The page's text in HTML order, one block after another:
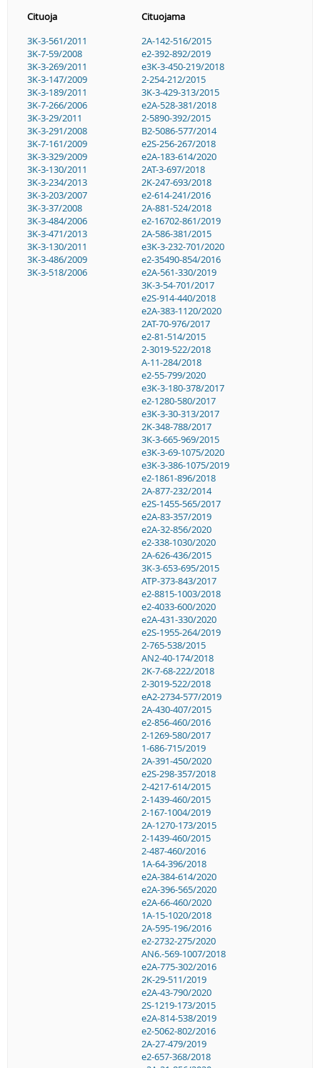
Cituoja
Cituojama
3K-3-561/2011
3K-7-59/2008
3K-3-269/2011
3K-3-147/2009
3K-3-189/2011
3K-7-266/2006
3K-3-29/2011
3K-3-291/2008
3K-7-161/2009
3K-3-329/2009
3K-3-130/2011
3K-3-234/2013
3K-3-203/2007
3K-3-37/2008
3K-3-484/2006
3K-3-471/2013
3K-3-130/2011
3K-3-486/2009
3K-3-518/2006
2A-142-516/2015
e2-392-892/2019
e3K-3-450-219/2018
2-254-212/2015
3K-3-429-313/2015
e2A-528-381/2018
2-5890-392/2015
B2-5086-577/2014
e2S-256-267/2018
e2A-183-614/2020
2AT-3-697/2018
2K-247-693/2018
e2-614-241/2016
2A-881-524/2018
e2-16702-861/2019
2A-586-381/2015
e3K-3-232-701/2020
e2-35490-854/2016
e2A-561-330/2019
3K-3-54-701/2017
e2S-914-440/2018
e2A-383-1120/2020
2AT-70-976/2017
e2-81-514/2015
2-3019-522/2018
A-11-284/2018
e2-55-799/2020
e3K-3-180-378/2017
e2-1280-580/2017
e3K-3-30-313/2017
2K-348-788/2017
3K-3-665-969/2015
e3K-3-69-1075/2020
e3K-3-386-1075/2019
e2-1861-896/2018
2A-877-232/2014
e2S-1455-565/2017
e2A-83-357/2019
e2A-32-856/2020
e2-338-1030/2020
2A-626-436/2015
3K-3-653-695/2015
ATP-373-843/2017
e2-8815-1003/2018
e2-4033-600/2020
e2A-431-330/2020
e2S-1955-264/2019
2-765-538/2015
AN2-40-174/2018
2K-7-68-222/2018
2-3019-522/2018
eA2-2734-577/2019
2A-430-407/2015
e2-856-460/2016
2-1269-580/2017
1-686-715/2019
2A-391-450/2020
e2S-298-357/2018
2-4217-614/2015
2-1439-460/2015
2-167-1004/2019
2A-1270-173/2015
2-1439-460/2015
2-487-460/2016
1A-64-396/2018
e2A-384-614/2020
e2A-396-565/2020
e2A-66-460/2020
1A-15-1020/2018
2A-595-196/2016
e2-2732-275/2020
AN6.-569-1007/2018
e2A-775-302/2016
2K-29-511/2019
e2A-43-790/2020
2S-1219-173/2015
e2A-814-538/2019
e2-5062-802/2016
2A-27-479/2019
e2-657-368/2018